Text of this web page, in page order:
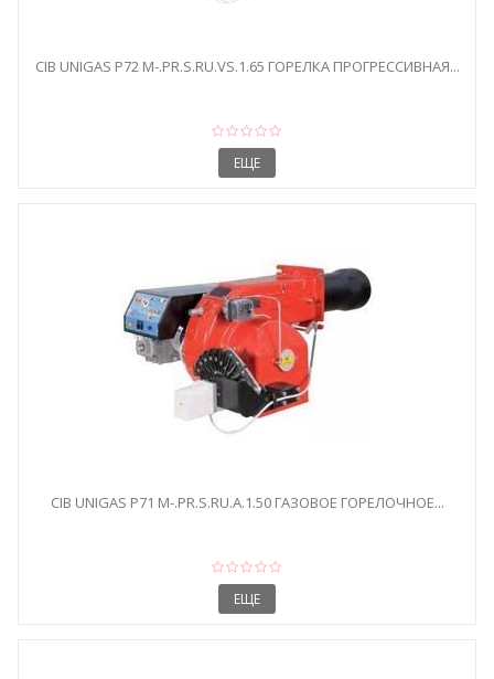
CIB UNIGAS P72 M-.PR.S.RU.VS.1.65 ГОРЕЛКА ПРОГРЕССИВНАЯ...
ЕЩЕ
CIB UNIGAS P71 M-.PR.S.RU.A.1.50 ГАЗОВОЕ ГОРЕЛОЧНОЕ...
ЕЩЕ